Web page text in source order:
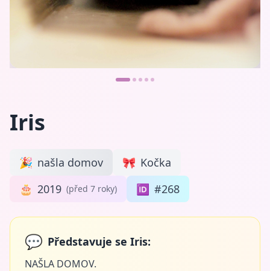
Iris
🎉 našla domov 🎀 Kočka
🎂 2019 (před 7 roky) 🆔 #268
💬 Představuje se Iris:
NAŠLA DOMOV.